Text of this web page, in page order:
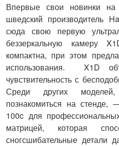
Впервые свои новинки на
шведский производитель
сюда свою первую
беззеркальную камеру
компактна, при этом
использования. X1D
чувствительность с
Среди других
познакомиться на стенде,
100c для
матрицей, которая
сногсшибательные детали